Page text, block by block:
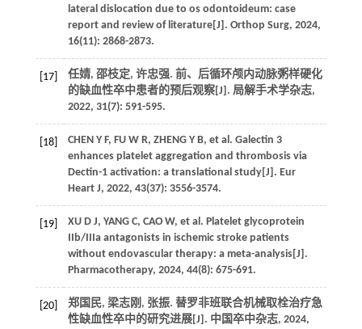
lateral dislocation due to os odontoideum: case
report and review of literature[J]. Orthop Surg, 2024,
16(11): 2868-2873.
[17]
任婧, 邵枝定, 许忠强. 前、后循环颅内动脉粥样硬化
的缺血性卒中患者的预后观察[J]. 局解手术学杂志,
2022, 31(7): 591-595.
[18]
CHEN Y F, FU W R, ZHENG Y B, et al. Galectin 3
enhances platelet aggregation and thrombosis via
Dectin-1 activation: a translational study[J]. Eur
Heart J, 2022, 43(37): 3556-3574.
[19]
XU D J, YANG C, CAO W, et al. Platelet glycoprotein
IIb/IIIa antagonists in ischemic stroke patients
without endovascular therapy: a meta-analysis[J].
Pharmacotherapy, 2024, 44(8): 675-691.
[20]
郑国民, 梁志刚, 张振. 替罗非班联合机械取栓治疗急
性缺血性卒中的研究进展[J]. 中国卒中杂志, 2024,